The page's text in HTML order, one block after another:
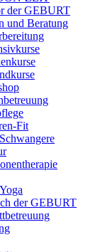
der GEBURT
und Beratung
Fit
der GEBURT